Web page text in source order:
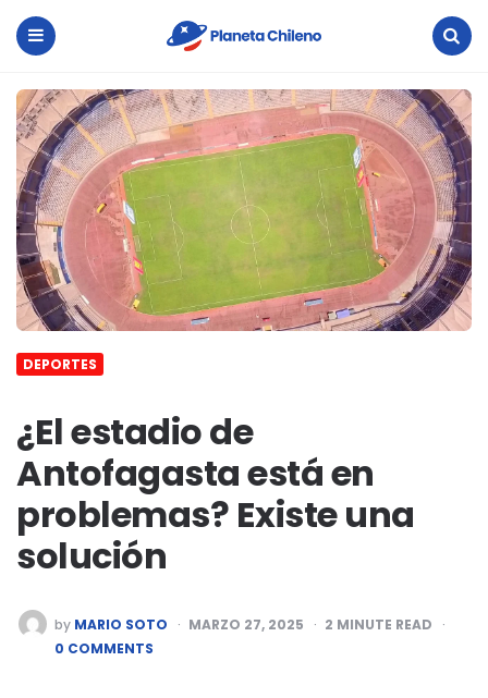
Planeta
Chileno
DEPORTES
¿El estadio de
Antofagasta está en
problemas? Existe una
solución
POSTED
BY
by MARIO SOTO MARZO 27, 2025 2 MINUTE READ
0 COMMENTS